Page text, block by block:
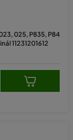
025, P835, P84
11231201612